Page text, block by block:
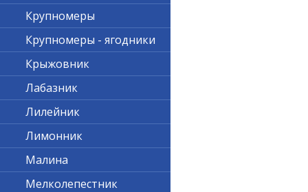
Крупномеры
Крупномеры - ягодники
Крыжовник
Лабазник
Лилейник
Лимонник
Малина
Мелколепестник